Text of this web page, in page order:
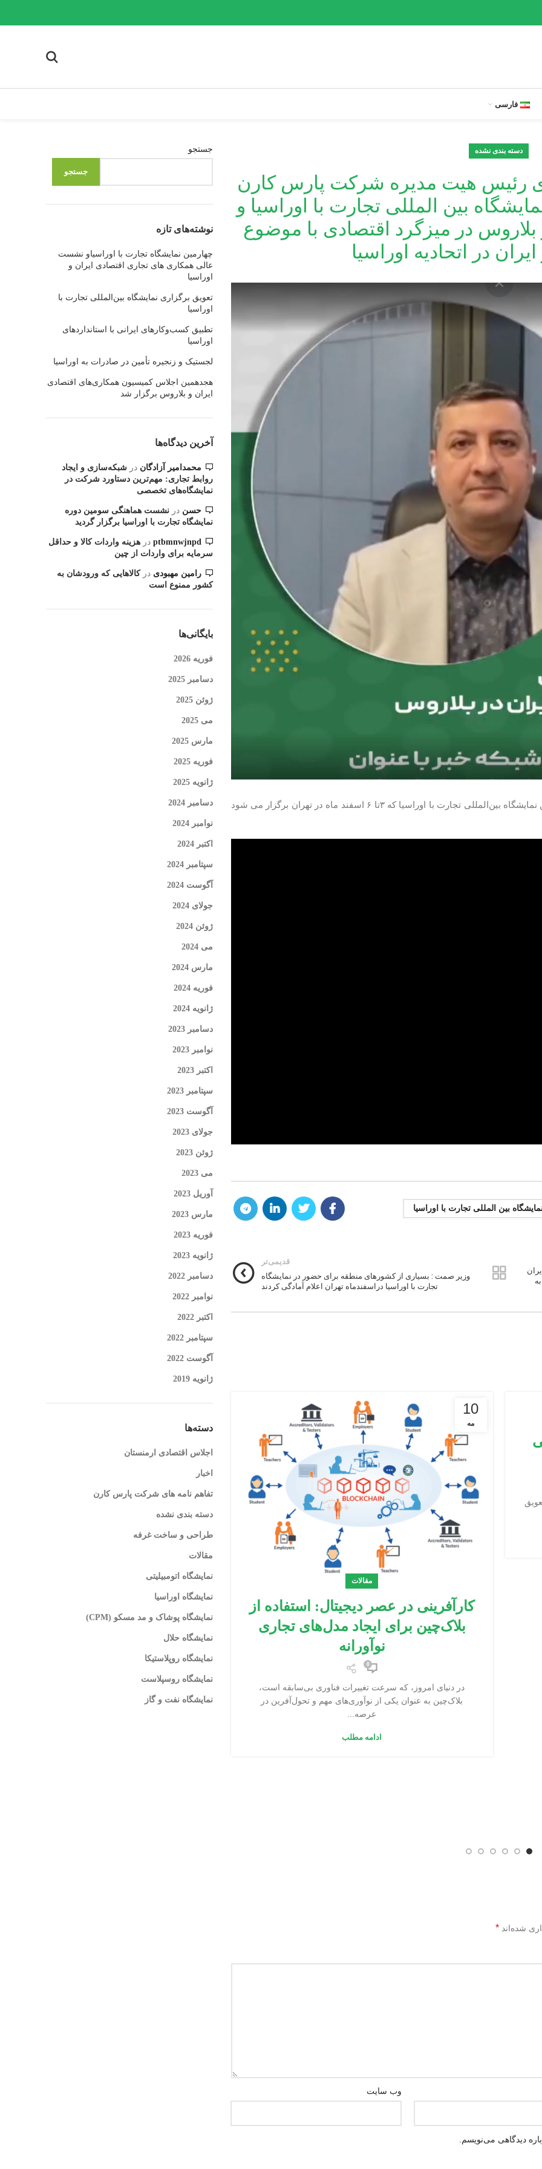
فارسی
دسته بندی نشده
رئیس هیت مدیره شرکت پارس کارن
بین المللی تجارت با اوراسیا و
در میزگرد اقتصادی با موضوع
در اتحادیه اوراسیا
شرکت مدیریت تجارت پارس کارن برگزارکننده اصلی سومین نمایشگاه بین‌المللی تجارت با اوراسیا که ۳تا ۶ اسفند ماه در تهران برگزار می شود
بین المللی تجارت با اوراسیا
در اتحادیه اقتصادی اوراسیا عصر پنجشنبه ششم دی‌ماه ۱۴۰۳ به
قدیمی‌تر
وزیر صمت : بسیاری از کشورهای منطقه برای حضور در نمایشگاه
تجارت با اوراسیا دراسفندماه تهران اعلام آمادگی کردند
10
مه
مقالات
کارآفرینی در عصر دیجیتال: استفاده از
بلاک‌چین برای ایجاد مدل‌های تجاری
نوآورانه
0
در دنیای امروز، که سرعت تغییرات فناوری بی‌سابقه است،
بلاک‌چین به عنوان یکی از نوآوری‌های مهم و تحول‌آفرین در
عرصه...
ادامه مطلب
13
دعوت از وزیر صنعت، معدن و
برای شرکت در نشست بین
اقتصادی سنت پترزبوگ 2025
الکسی والکوف معاون بنیاد «روس کنگرس» و مدیر
المللی اقتصادی سنت پترزبورگ، در دعوتنامه ای رسما
شده‌اند *
وب‌ سایت
دیدگاهی می‌نویسم.
جستجو
جستجو
نوشته‌های تازه
چهارمین نمایشگاه تجارت با اوراسیاو نشست
عالی همکاری های تجاری اقتصادی ایران و
اوراسیا
تعویق برگزاری نمایشگاه بین‌المللی تجارت با
اوراسیا
تطبیق کسب‌وکارهای ایرانی با استانداردهای
اوراسیا
لجستیک و زنجیره تأمین در صادرات به اوراسیا
هجدهمین اجلاس کمیسیون همکاری‌های اقتصادی
ایران و بلاروس برگزار شد
آخرین دیدگاه‌ها
محمدامیر آزادگان درشبکه‌سازی و ایجاد
روابط تجاری: مهم‌ترین دستاورد شرکت در
نمایشگاه‌های تخصصی
حسن درنشست هماهنگی سومین دوره
نمایشگاه تجارت با اوراسیا برگزار گردید
ptbmnwjnpd درهزینه واردات کالا و حداقل
سرمایه برای واردات از چین
رامین مهبودی درکالاهایی که ورودشان به
کشور ممنوع است
بایگانی‌ها
فوریه 2026
دسامبر 2025
ژوئن 2025
می 2025
مارس 2025
فوریه 2025
ژانویه 2025
دسامبر 2024
نوامبر 2024
اکتبر 2024
سپتامبر 2024
آگوست 2024
جولای 2024
ژوئن 2024
می 2024
مارس 2024
فوریه 2024
ژانویه 2024
دسامبر 2023
نوامبر 2023
اکتبر 2023
سپتامبر 2023
آگوست 2023
جولای 2023
ژوئن 2023
می 2023
آوریل 2023
مارس 2023
فوریه 2023
ژانویه 2023
دسامبر 2022
نوامبر 2022
اکتبر 2022
سپتامبر 2022
آگوست 2022
ژانویه 2019
دسته‌ها
اجلاس اقتصادی ارمنستان
اخبار
تفاهم نامه های شرکت پارس کارن
دسته بندی نشده
طراحی و ساخت غرفه
مقالات
نمایشگاه اتومبیلیتی
نمایشگاه اوراسیا
نمایشگاه پوشاک و مد مسکو (CPM)
نمایشگاه حلال
نمایشگاه روپلاستیکا
نمایشگاه روسپلاست
نمایشگاه نفت و گاز